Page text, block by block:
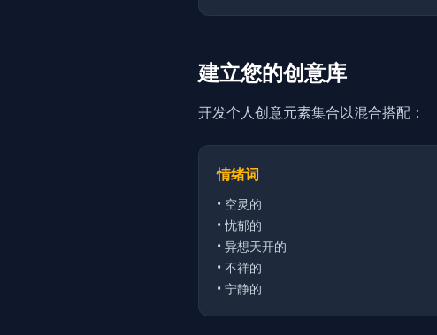
建立您的创意库
开发个人创意元素集合以混合搭配：
情绪词
• 空灵的
•忧郁的
• 异想天开的
• 不祥的
• 宁静的